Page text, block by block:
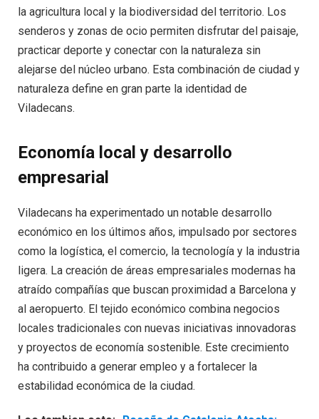
la agricultura local y la biodiversidad del territorio. Los
senderos y zonas de ocio permiten disfrutar del paisaje,
practicar deporte y conectar con la naturaleza sin
alejarse del núcleo urbano. Esta combinación de ciudad y
naturaleza define en gran parte la identidad de
Viladecans.
Economía local y desarrollo
empresarial
Viladecans ha experimentado un notable desarrollo
económico en los últimos años, impulsado por sectores
como la logística, el comercio, la tecnología y la industria
ligera. La creación de áreas empresariales modernas ha
atraído compañías que buscan proximidad a Barcelona y
al aeropuerto. El tejido económico combina negocios
locales tradicionales con nuevas iniciativas innovadoras
y proyectos de economía sostenible. Este crecimiento
ha contribuido a generar empleo y a fortalecer la
estabilidad económica de la ciudad.